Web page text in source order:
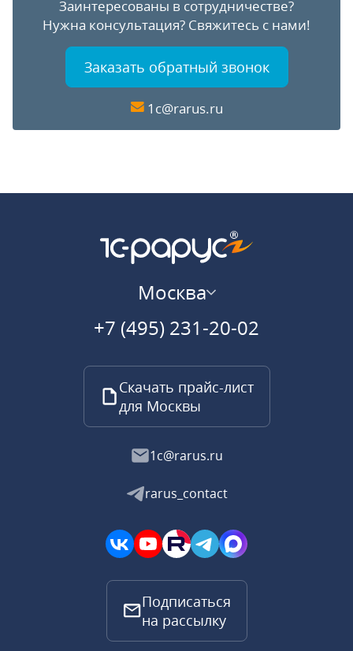
Заинтересованы в сотрудничестве?
Нужна консультация? Свяжитесь с нами!
Заказать обратный звонок
1c@rarus.ru
Москва
+7 (495) 231-20-02
Скачать прайс-лист
для Москвы
1c@rarus.ru
rarus_contact
Подписаться
на рассылку